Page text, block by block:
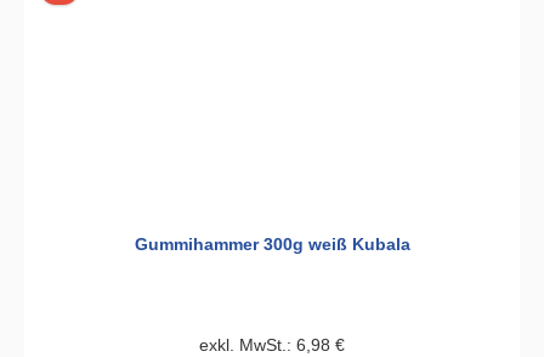
Gummihammer 300g weiß Kubala
exkl. MwSt.: 6,98 €